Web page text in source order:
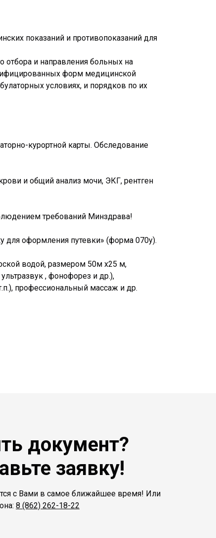
показаний и противопоказаний для
отбора и направления больных на
форм медицинской
условиях, и порядков по их
курортной карты. Обследование
и общий анализ мочи, ЭКГ, рентген
требований Минздрава!
для оформления путевки» (форма 070у).
водой, размером 50м х25 м,
, фонофорез и др.),
профессиональный массаж и др.
документ?
заявку!
с Вами в самое ближайшее время! Или
8 (862) 262-18-22